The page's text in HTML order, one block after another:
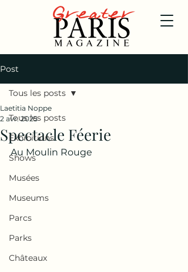
Post
Tous les posts
Exhibitions
Shows
Musées
Museums
Parcs
Parks
Châteaux
Tous les posts
Spectacle Féerie
Laetitia Noppe
2 avr. 2025
Au Moulin Rouge